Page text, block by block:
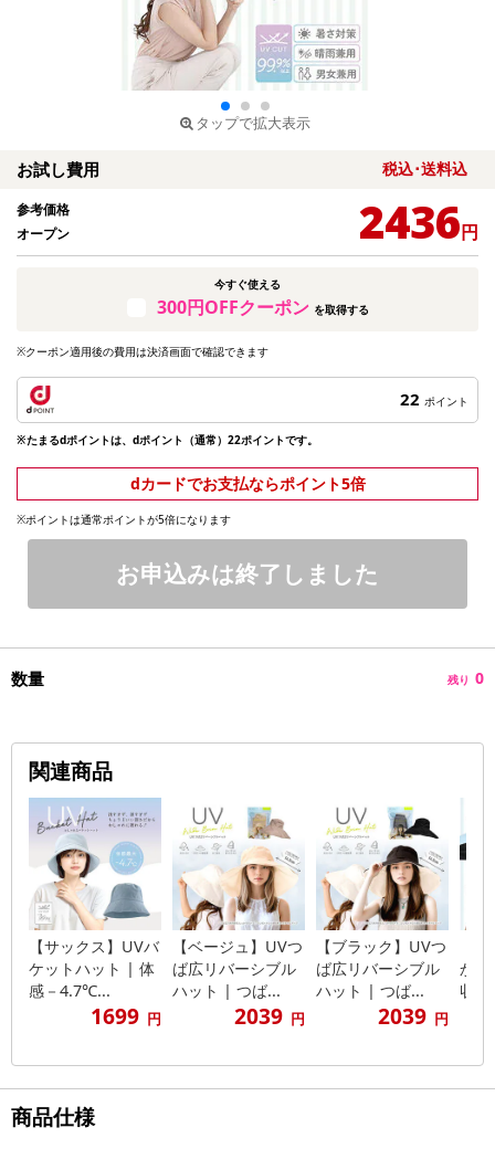
タップで拡大表示
お試し費用 税込･送料込
参考価格
オープン
2436円
今すぐ使える
300円OFFクーポン を取得する
※クーポン適用後の費用は決済画面で確認できます
22 ポイント
※たまるdポイントは、dポイント（通常）22ポイントです。
dカードでお支払ならポイント5倍
※ポイントは通常ポイントが5倍になります
お申込みは終了しました
数量 残り 0
関連商品
【サックス】UVバ
ケットハット | 体
感－4.7℃...
1699 円
【ベージュ】UVつ
ば広リバーシブル
ハット | つば...
2039 円
【ブラック】UVつ
ば広リバーシブル
ハット | つば...
2039 円
か
収
商品仕様